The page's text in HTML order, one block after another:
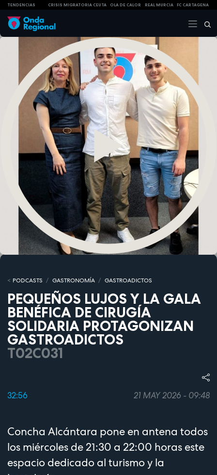
TENDENCIAS CRISIS MIGRATORIA CEUTA OLA DE CALOR REAL MURCIA FC CARTAGENA
PODCASTS GASTRONOMÍA GASTROADICTOS
PEQUEÑOS LUJOS Y LA GALA
BENÉFICA DE CIRUGÍA
SOLIDARIA PROTAGONIZAN
GASTROADICTOS
T02C031
32:56 21 MAY 2026 - 09:48
Concha Alcántara pone en antena todos
los miércoles de 21:30 a 22:00 horas este
espacio dedicado al turismo y la